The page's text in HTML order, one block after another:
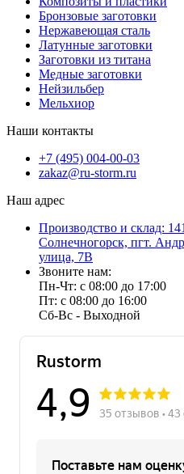
Бронзовые заготовки
Нержавеющая сталь
Латунные заготовки
Заготовки из титана
Медные заготовки
Нейзильбер
Мельхиор
Наши контакты
+7 (495) 004-00-03
zakaz@ru-storm.ru
Наш адрес
Производство и склад:
Солнечногорск, пгт.
улица, 7В
Звоните нам:
Пн-Чт: с 08:00 до 17:00
Пт: с 08:00 до 16:00
Сб-Вс - Выходной